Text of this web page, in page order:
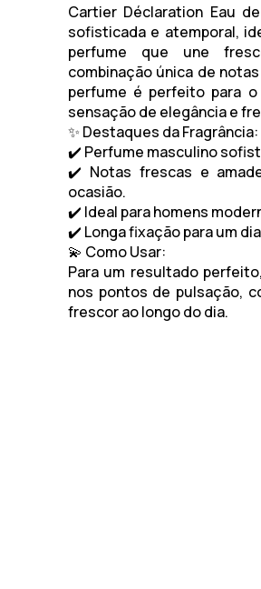
Cartier Déclaration Eau
sofisticada e atemporal,
perfume que une
combinação única de
perfume é perfeito para
sensação de elegância e
✨ Destaques da Fragrância:
✔️ Perfume masculino
✔️ Notas frescas e
ocasião.
✔️ Ideal para homens
✔️ Longa fixação para um
💫 Como Usar:
Para um resultado
nos pontos de pulsação,
frescor ao longo do dia.